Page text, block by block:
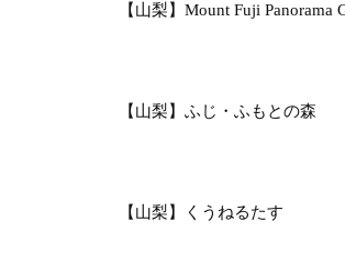
【山梨】Mount Fuji Panorama
【山梨】ふじ・ふもとの森
【山梨】くうねるたす